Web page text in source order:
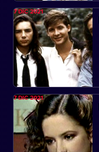
7 DIC 2021
7 DIC 2021